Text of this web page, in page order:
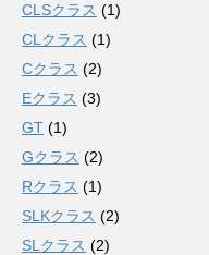
CLSクラス (1)
CLクラス (1)
Cクラス (2)
Eクラス (3)
GT (1)
Gクラス (2)
Rクラス (1)
SLKクラス (2)
SLクラス (2)